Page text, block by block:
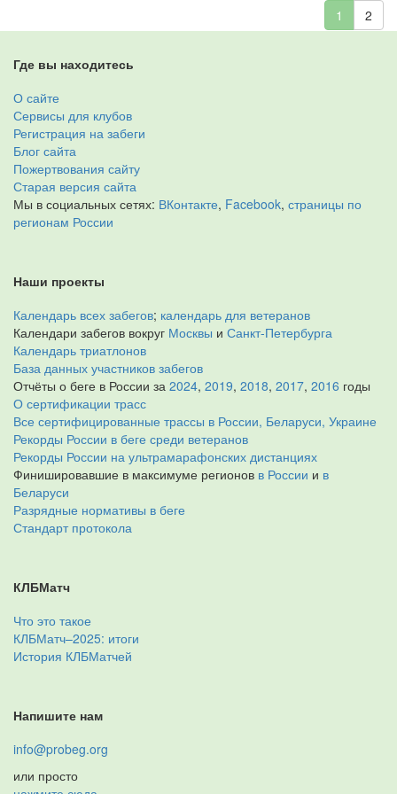
1 2
Где вы находитесь
О сайте
Сервисы для клубов
Регистрация на забеги
Блог сайта
Пожертвования сайту
Старая версия сайта
Мы в социальных сетях: ВКонтакте, Facebook, страницы по
регионам России
Наши проекты
Календарь всех забегов; календарь для ветеранов
Календари забегов вокруг Москвы и Санкт-Петербурга
Календарь триатлонов
База данных участников забегов
Отчёты о беге в России за 2024, 2019, 2018, 2017, 2016 годы
О сертификации трасс
Все сертифицированные трассы в России, Беларуси, Украине
Рекорды России в беге среди ветеранов
Рекорды России на ультрамарафонских дистанциях
Финишировавшие в максимуме регионов в России и в
Беларуси
Разрядные нормативы в беге
Стандарт протокола
КЛБМатч
Что это такое
КЛБМатч–2025: итоги
История КЛБМатчей
Напишите нам
info@probeg.org
или просто